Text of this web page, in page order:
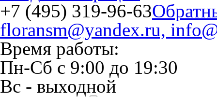
+7 (495) 319-96-63
floransm@yandex.ru,
Время работы:
Пн-Сб с 9:00 до 19:30
Вс - выходной